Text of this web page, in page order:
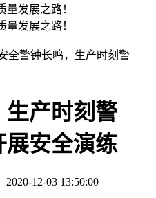
全警钟长鸣，生产时刻警
生产时刻警
展安全演练
2020-12-03 13:50:00